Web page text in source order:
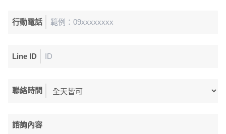
行動電話
Line ID
聯絡時間
諮詢內容